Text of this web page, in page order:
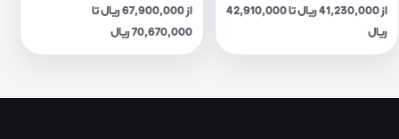
از 41,230,000 ریال تا 42,910,000
ریال
از 67,900,000 ریال تا
70,670,000 ریال